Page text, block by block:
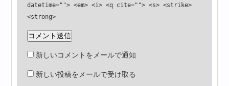
datetime=""> <em> <i> <q cite=""> <s> <strike>
<strong>
新しいコメントをメールで通知
新しい投稿をメールで受け取る